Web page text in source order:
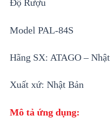
Độ Rượu
Model PAL-84S
Hãng SX: ATAGO – Nhật
Xuất xứ: Nhật Bản
Mô tả ứng dụng: